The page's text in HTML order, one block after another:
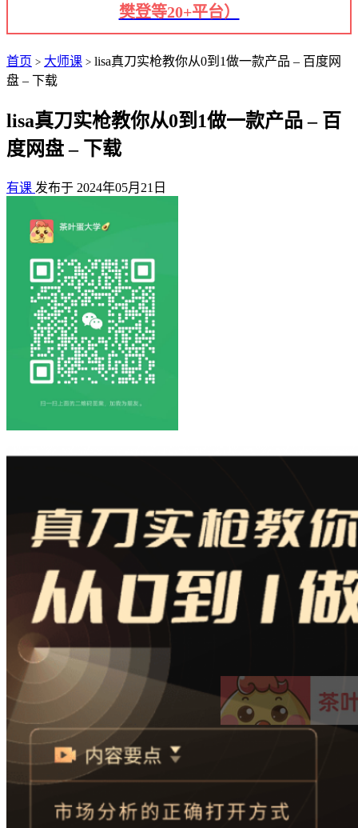
樊登等20+平台）
首页 > 大师课 > lisa真刀实枪教你从0到1做一款产品 – 百度网
盘 – 下载
lisa真刀实枪教你从0到1做一款产品 – 百
度网盘 – 下载
有课 发布于 2024年05月21日